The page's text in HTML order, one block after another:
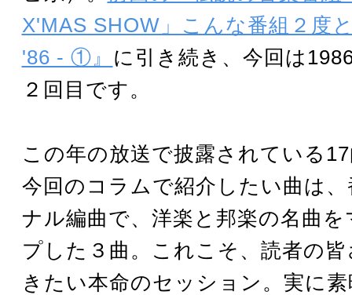
X'MAS SHOW」こんな番組２度
'86 - ①』 に引き続き、今回は
２回目です。
この年の放送で披露されている
今回のコラムで紹介したい曲は
ナル編曲で、洋楽と邦楽の名曲
プした３曲。これこそ、読者の
きたい本命のセッション。実に